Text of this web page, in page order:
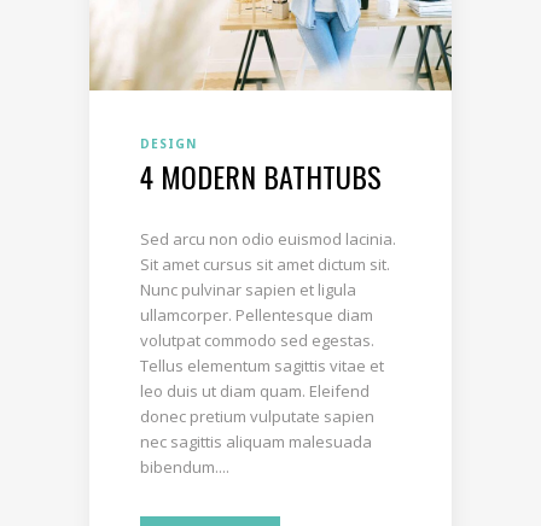
DESIGN
4 MODERN BATHTUBS
Sed arcu non odio euismod lacinia.
Sit amet cursus sit amet dictum sit.
Nunc pulvinar sapien et ligula
ullamcorper. Pellentesque diam
volutpat commodo sed egestas.
Tellus elementum sagittis vitae et
leo duis ut diam quam. Eleifend
donec pretium vulputate sapien
nec sagittis aliquam malesuada
bibendum....